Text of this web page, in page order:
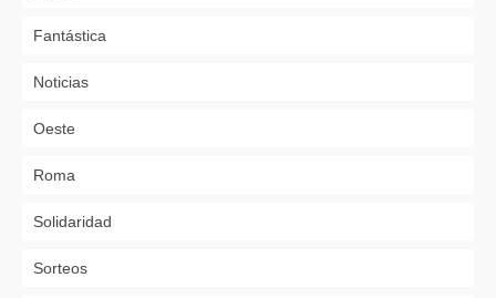
Fantástica
Noticias
Oeste
Roma
Solidaridad
Sorteos